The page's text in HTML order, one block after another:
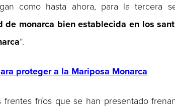
como hasta ahora, para la tercera
de monarca bien establecida en los
”.
proteger a la Mariposa Monarca
fríos que se han presentado